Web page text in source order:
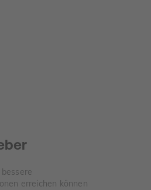
erreichen können